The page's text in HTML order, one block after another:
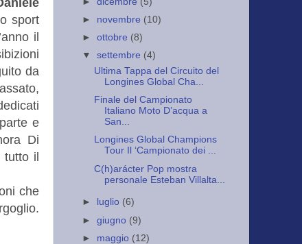
sport
il
da
e
Di
il
che
► novembre (10)
►ottobre (8)
▼settembre (4)
Ultima Tappa del Circuito del
Longines Global Cha...
Finale del Campionato
Italiano Moto D’acqua a
San...
Longines Global Champions
Tour Il ‘Campionato dei ...
C(h)arácter Pop mostra
personale Esteban Villalta...
► luglio (6)
►giugno (9)
► maggio (12)